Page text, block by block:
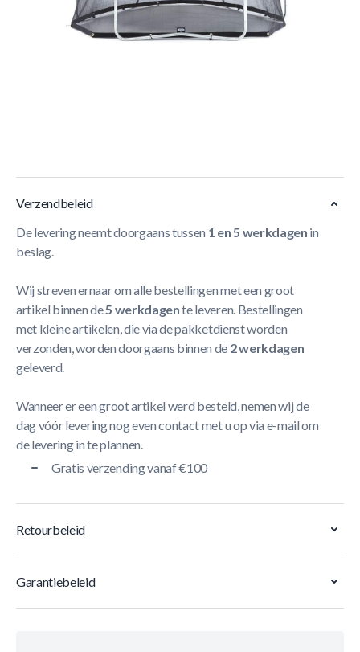
Verzendbeleid
De levering neemt doorgaans tussen 1 en 5 werkdagen in
beslag.
Wij streven ernaar om alle bestellingen met een groot
artikel binnen de5 werkdagente leveren. Bestellingen
met kleine artikelen, die via de pakketdienst worden
verzonden, worden doorgaans binnen de 2 werkdagen
geleverd.
Wanneer er een groot artikel werd besteld, nemen wij de
dag vóór levering nog even contact met u op via e-mail om
de levering in te plannen.
Gratis verzending vanaf €100
Retourbeleid
Garantiebeleid